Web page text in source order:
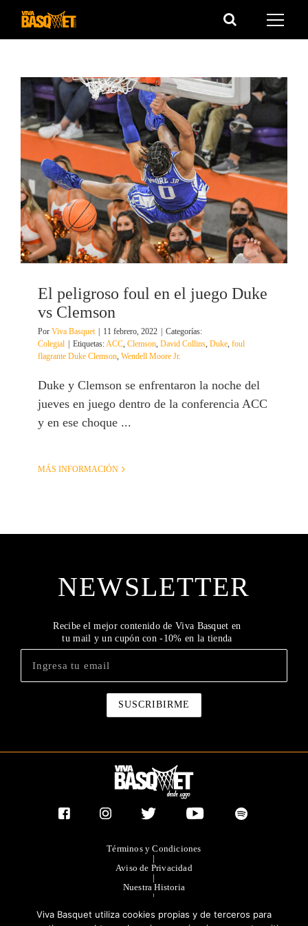
Saltar
El peligroso foul en el juego Duke
vs Clemson
Por Viva Basquet | 11 febrero, 2022 | Categorías:
Colegial | Etiquetas: ACC Clemson David Collins Duke foul
flagrante Duke Clemson Wendell Moore Jr.
Duke y Clemson se enfrentaron la noche del
jueves en juego dentro de la conferencia ACC
y en ese choque ...
MÁS INFORMACIÓN
NEWSLETTER
Recibe el mejor contenido de Viva Basquet en
tu mail y un cupón con -10% en la tienda
Términos y Condiciones
|
Aviso de Privacidad
|
Nuestra Historia
|
|
Viva Basquet utiliza cookies propias y de terceros para